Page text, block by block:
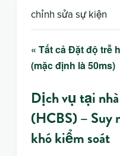
chỉnh sửa sự kiện
« Tất cả Đặt độ trễ
(mặc định là 50ms)
Dịch vụ tại
(HCBS) – Suy
khó kiểm soát